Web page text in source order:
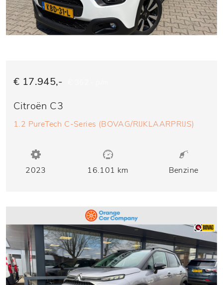
€ 17.945,-
Citroën C3
1.2 PureTech C-Series (BOVAG/RIJKLAARPRIJS)
2023 16.101 km Benzine